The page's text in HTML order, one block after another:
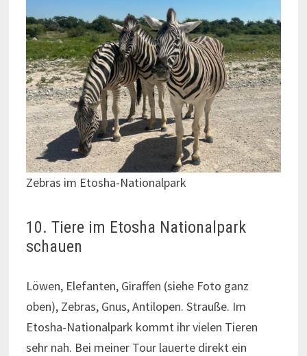
Zebras im Etosha-Nationalpark
10. Tiere im Etosha Nationalpark
schauen
Löwen, Elefanten, Giraffen (siehe Foto ganz
oben), Zebras, Gnus, Antilopen. Strauße. Im
Etosha-Nationalpark kommt ihr vielen Tieren
sehr nah. Bei meiner Tour lauerte direkt ein